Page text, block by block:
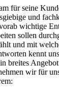
für seine
und
wichtige
sollen
und mit
kennt
breites
wir für